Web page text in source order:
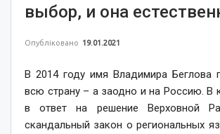
выбор, и она
Опубліковано 19.01.2021
В 2014 году имя Владимира Беглова
всю страну – а заодно и на Россию. В
в ответ на решение Верховной
скандальный закон о региональных